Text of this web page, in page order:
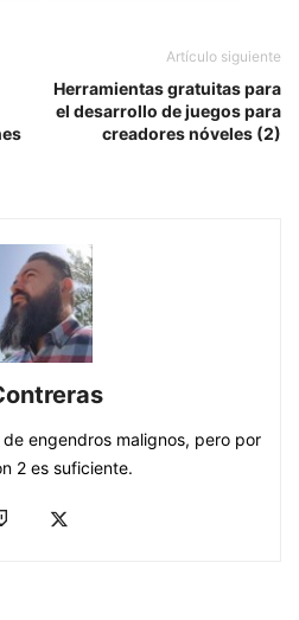
Artículo siguiente
Herramientas gratuitas para
el desarrollo de juegos para
creadores nóveles (2)
engendros malignos, pero por
2 es suficiente.